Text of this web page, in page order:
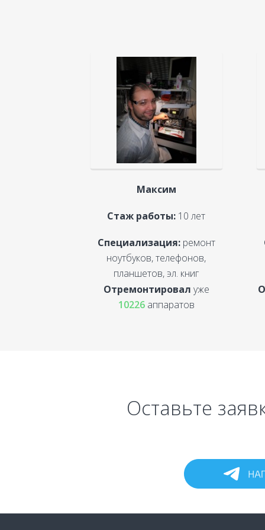
Максим
Стаж работы: 10 лет
Специализация:ремонт
ноутбуков, телефонов,
планшетов, эл. книг
Отремонтировал уже
10226аппаратов
Оставьте